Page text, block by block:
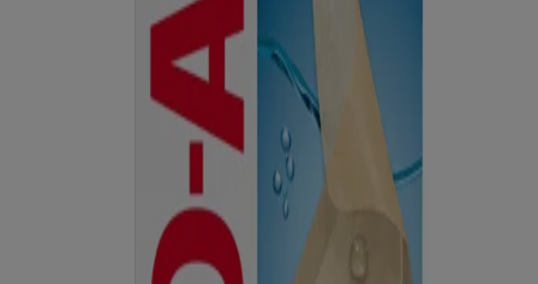
Pour l’emploi sur les coupures et égratignures mineures. Pour de
meilleurs résultats, appliquer le pansement sur la peau propre et
sèche. Changer le pansement tous les jours, lorsqu’il est mouillé, ou
STÉRILES sauf si l’enveloppe est ouverte ou endommagée.
latex de caoutchouc naturel.
Ce site web contient des informations sur les produits et peut différer
des informations figurant sur l'emballage du produit que vous
pourriez avoir. Veuillez consulter l'emballage de votre produit pour
obtenir les informations les plus récentes.